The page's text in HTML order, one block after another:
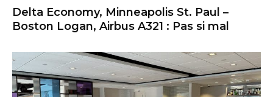
Delta Economy, Minneapolis St. Paul –
Boston Logan, Airbus A321 : Pas si mal